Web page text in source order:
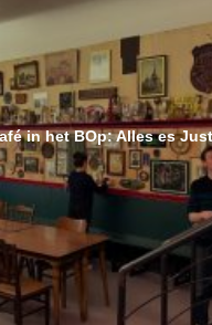
in het BOp: Alles es